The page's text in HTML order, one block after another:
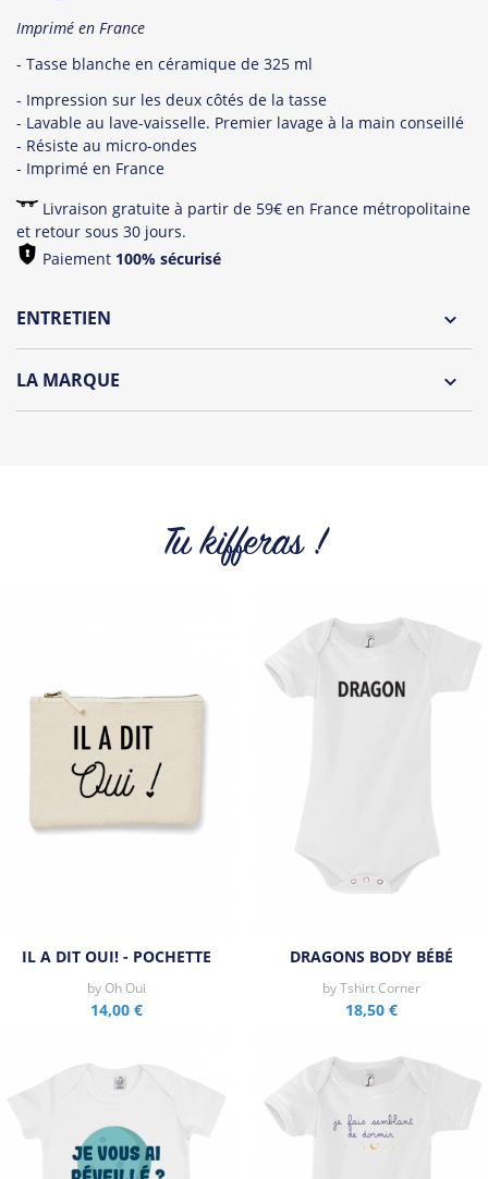
Imprimé en France
- Tasse blanche en céramique de 325 ml
- Impression sur les deux côtés de la tasse
- Lavable au lave-vaisselle. Premier lavage à la main conseillé
- Résiste au micro-ondes
- Imprimé en France
Livraison gratuite à partir de 59€ en France métropolitaine
et retour sous 30 jours.
Paiement 100% sécurisé
ENTRETIEN
LA MARQUE
Tu kifferas !
IL A DIT OUI! - POCHETTE
by Oh Oui
14,00 €
DRAGONS BODY BÉBÉ
byTshirt Corner
18,50 €